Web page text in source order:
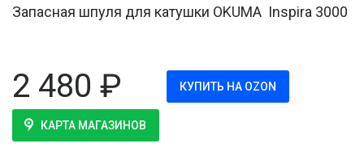
Запасная шпуля для катушки OKUMA Inspira 3000
2 480 ₽ КУПИТЬ НА OZON
КАРТА МАГАЗИНОВ